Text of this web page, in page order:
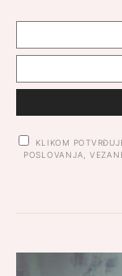
KLIKOM
POSLOVANJA,